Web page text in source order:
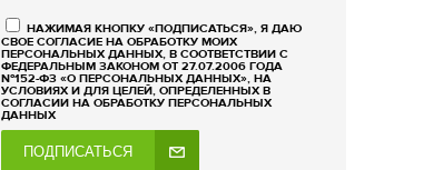
НАЖИМАЯ КНОПКУ «ПОДПИСАТЬСЯ», Я ДАЮ
СВОЕ СОГЛАСИЕ НА ОБРАБОТКУ МОИХ
ПЕРСОНАЛЬНЫХ ДАННЫХ, В СООТВЕТСТВИИ С
ФЕДЕРАЛЬНЫМ ЗАКОНОМ ОТ 27.07.2006 ГОДА
№152-ФЗ «О ПЕРСОНАЛЬНЫХ ДАННЫХ», НА
УСЛОВИЯХ И ДЛЯ ЦЕЛЕЙ, ОПРЕДЕЛЕННЫХ В
СОГЛАСИИ НА ОБРАБОТКУ ПЕРСОНАЛЬНЫХ
ДАННЫХ
ПОДПИСАТЬСЯ